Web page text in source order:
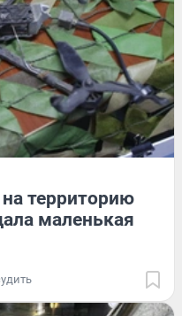
территорию
маленькая